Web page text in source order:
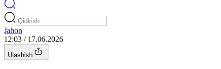
Jahon
12:03 / 17.06.2026
Ulashish